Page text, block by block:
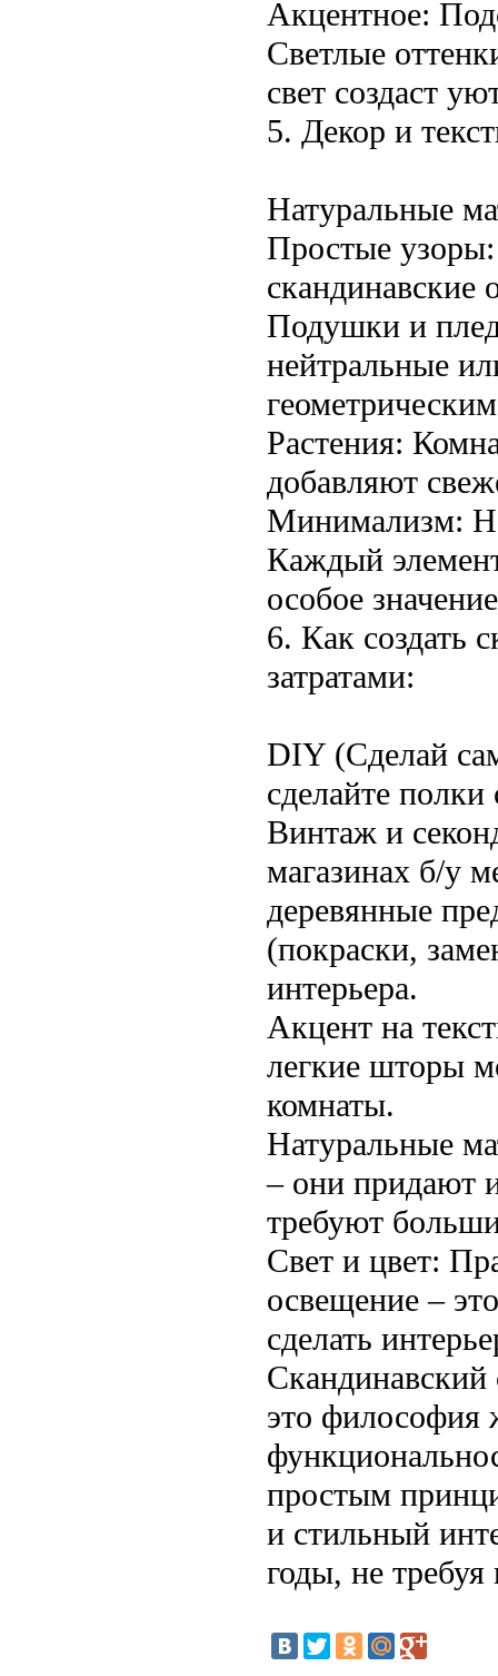
Акцентное:
Светлые
свет создаст
5. Декор и
Натуральные
Простые
скандинавские
Подушки и
нейтральные
Растения:
добавляют
Минимализм:
Каждый
особое
6. Как создать
затратами:
DIY (Сделай
сделайте
Винтаж и
магазинах б/у
деревянные
(покраски,
интерьера.
Акцент на
легкие шторы
комнаты.
Натуральные
– они придают
требуют
Свет и цвет:
освещение –
сделать
Скандинавский
это философия
простым
и стильный
годы, не